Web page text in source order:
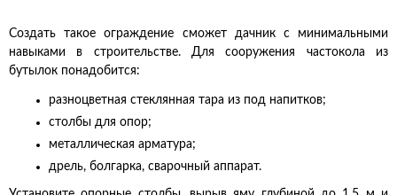
Создать такое ограждение сможет дачник с минимальными
навыками в строительстве. Для сооружения частокола из
бутылок понадобится:
разноцветная стеклянная тара из под напитков;
столбы для опор;
металлическая арматура;
дрель, болгарка, сварочный аппарат.